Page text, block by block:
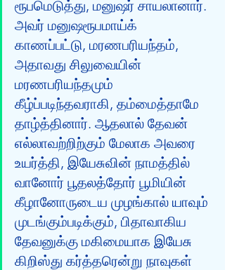
ரூபமெடுத்து, மனுஷர் சாயலானார்.
அவர் மனுஷரூபமாய்க்
காணப்பட்டு, மரணபரியந்தம்,
அதாவது சிலுவையின்
மரணபரியந்தமும்
கீழ்ப்படிந்தவராகி, தம்மைத்தாமே
தாழ்த்தினார். ஆதலால் தேவன்
எல்லாவற்றிற்கும் மேலாக அவரை
உயர்த்தி, இயேசுவின் நாமத்தில்
வானோர் பூதலத்தோர் பூமியின்
கீழானோருடைய முழங்கால் யாவும்
முடங்கும்படிக்கும், பிதாவாகிய
தேவனுக்கு மகிமையாக இயேசு
கிறிஸ்து கர்த்தரென்று நாவுகள்